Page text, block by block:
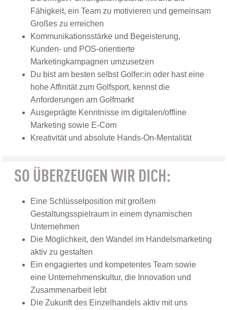
Fähigkeit, ein Team zu motivieren und gemeinsam
Großes zu erreichen
Kommunikationsstärke und Begeisterung,
Kunden- und POS-orientierte
Marketingkampagnen umzusetzen
Du bist am besten selbst Golfer:in oder hast eine
hohe Affinität zum Golfsport, kennst die
Anforderungen am Golfmarkt
Ausgeprägte Kenntnisse im digitalen/offline
Marketing sowie E-Com
Kreativität und absolute Hands-On-Mentalität
SO ÜBERZEUGEN WIR DICH:
Eine Schlüsselposition mit großem
Gestaltungsspielraum in einem dynamischen
Unternehmen
Die Möglichkeit, den Wandel im Handelsmarketing
aktiv zu gestalten
Ein engagiertes und kompetentes Team sowie
eine Unternehmenskultur, die Innovation und
Zusammenarbeit lebt
Die Zukunft des Einzelhandels aktiv mit uns